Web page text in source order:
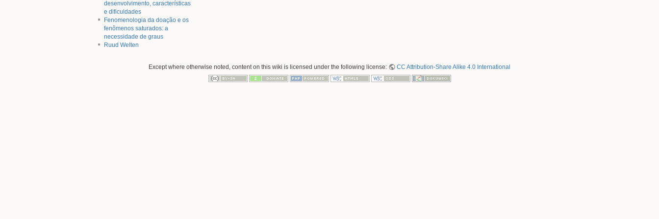
desenvolvimento, características
e dificuldades
Fenomenologia da doação e os
fenômenos saturados: a
necessidade de graus
Ruud Welten
Except where otherwise noted, content on this wiki is licensed under the following license: CC Attribution-Share Alike 4.0 International